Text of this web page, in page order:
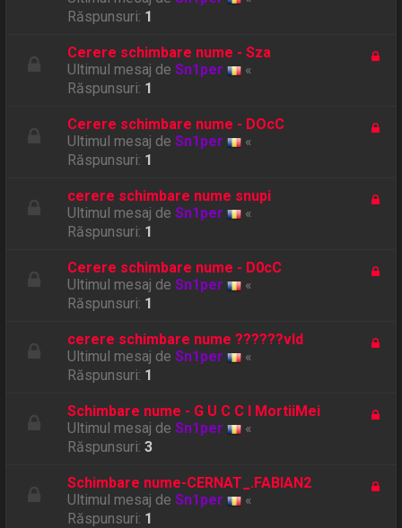
Răspunsuri: 1
Cerere schimbare nume - Sza
Ultimul mesaj deSn1per
«
Răspunsuri: 1
Cerere schimbare nume - DOcC
Ultimul mesaj deSn1per
«
Răspunsuri: 1
cerere schimbare nume snupi
Ultimul mesaj deSn1per
«
Răspunsuri: 1
Cerere schimbare nume - D0cC
Ultimul mesaj deSn1per
«
Răspunsuri: 1
cerere schimbare nume ??????vld
Ultimul mesaj deSn1per
«
Răspunsuri: 1
Schimbare nume - G U C C I MortiiMei
Ultimul mesaj deSn1per
«
Răspunsuri:3
Schimbare nume-CERNAT_.FABIAN2
Ultimul mesaj deSn1per
«
Răspunsuri: 1